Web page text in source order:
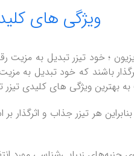
ویژگی های
باشند که خود تبدیل به
هر تیزر جذاب و اثرگذار